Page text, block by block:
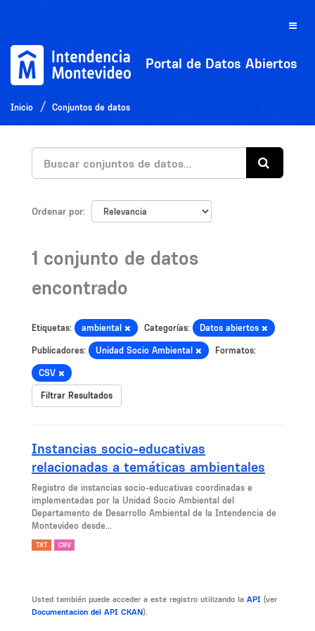
Toggle
Portal de Datos Abiertos
Inicio Conjuntos de datos
Ordenar por
1 conjunto de datos
encontrado
Etiquetas: ambiental Categorías: Datos abiertos
Publicadores: Unidad Socio Ambiental Formatos:
CSV
Filtrar Resultados
Instancias socio-educativas
relacionadas a temáticas ambientales
Registro de instancias socio-educativas coordinadas e
implementadas por la Unidad Socio Ambiental del
Departamento de Desarrollo Ambiental de la Intendencia de
Montevideo desde...
TXT CSV
Usted también puede acceder a este registro utilizando la API (ver
Documentacion del API CKAN).